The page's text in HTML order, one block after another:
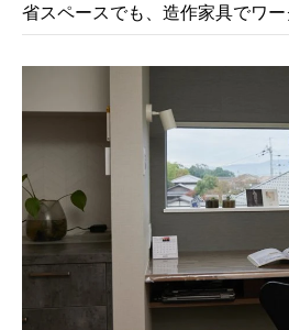
省スペースでも、造作家具でワ